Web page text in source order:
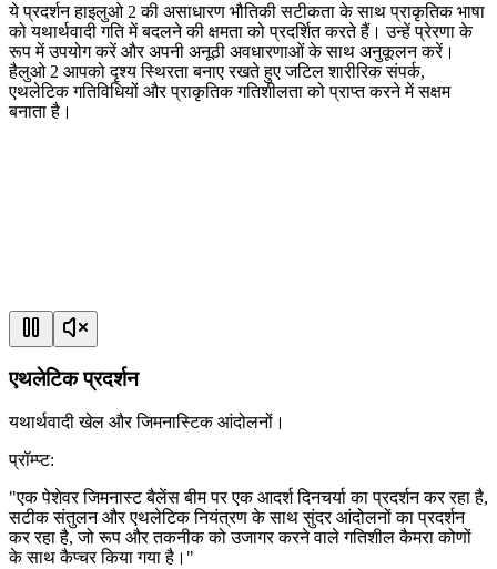
ये प्रदर्शन हाइलुओ 2 की असाधारण भौतिकी सटीकता के साथ प्राकृतिक भाषा
को यथार्थवादी गति में बदलने की क्षमता को प्रदर्शित करते हैं। उन्हें प्रेरणा के
रूप में उपयोग करें और अपनी अनूठी अवधारणाओं के साथ अनुकूलन करें।
हैलुओ 2 आपको दृश्य स्थिरता बनाए रखते हुए जटिल शारीरिक संपर्क,
एथलेटिक गतिविधियों और प्राकृतिक गतिशीलता को प्राप्त करने में सक्षम
बनाता है।
एथलेटिक प्रदर्शन
यथार्थवादी खेल और जिमनास्टिक आंदोलनों।
प्रॉम्प्ट:
"एक पेशेवर जिमनास्ट बैलेंस बीम पर एक आदर्श दिनचर्या का प्रदर्शन कर रहा है,
सटीक संतुलन और एथलेटिक नियंत्रण के साथ सुंदर आंदोलनों का प्रदर्शन
कर रहा है, जो रूप और तकनीक को उजागर करने वाले गतिशील कैमरा कोणों
के साथ कैप्चर किया गया है। "